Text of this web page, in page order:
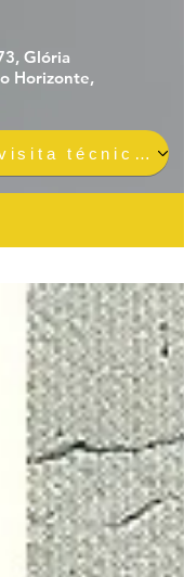
Glória
Horizonte,
Solicite uma visita técnica gratuita e sem compromisso